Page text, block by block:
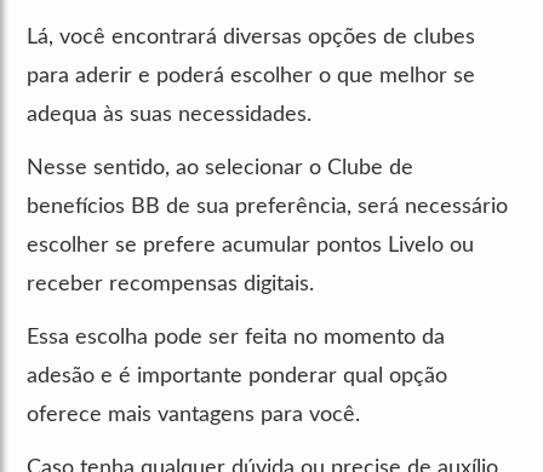
Lá, você encontrará diversas opções de clubes
para aderir e poderá escolher o que melhor se
adequa às suas necessidades.
Nesse sentido, ao selecionar o Clube de
benefícios BB de sua preferência, será necessário
escolher se prefere acumular pontos Livelo ou
receber recompensas digitais.
Essa escolha pode ser feita no momento da
adesão e é importante ponderar qual opção
oferece mais vantagens para você.